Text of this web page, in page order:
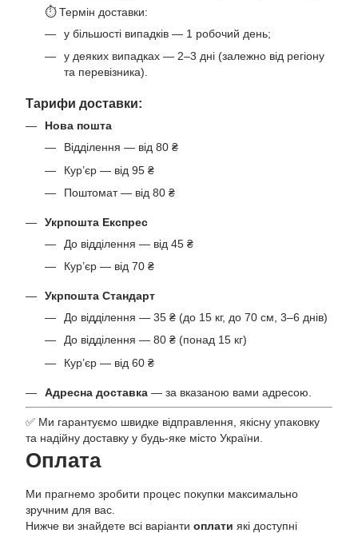
⏱ Термін доставки:
у більшості випадків — 1 робочий день;
у деяких випадках — 2–3 дні (залежно від регіону
та перевізника).
Тарифи доставки:
Нова пошта
Відділення — від 80 ₴
Кур’єр — від 95 ₴
Поштомат — від 80 ₴
Укрпошта Експрес
До відділення — від 45 ₴
Кур’єр — від 70 ₴
Укрпошта Стандарт
До відділення — 35 ₴ (до 15 кг, до 70 см, 3–6 днів)
До відділення — 80 ₴ (понад 15 кг)
Кур’єр — від 60 ₴
Адресна доставка — за вказаною вами адресою.
✅ Ми гарантуємо швидке відправлення, якісну упаковку
та надійну доставку у будь-яке місто України.
Оплата
Ми прагнемо зробити процес покупки максимально
зручним для вас.
Нижче ви знайдете всі варіанти оплати які доступні